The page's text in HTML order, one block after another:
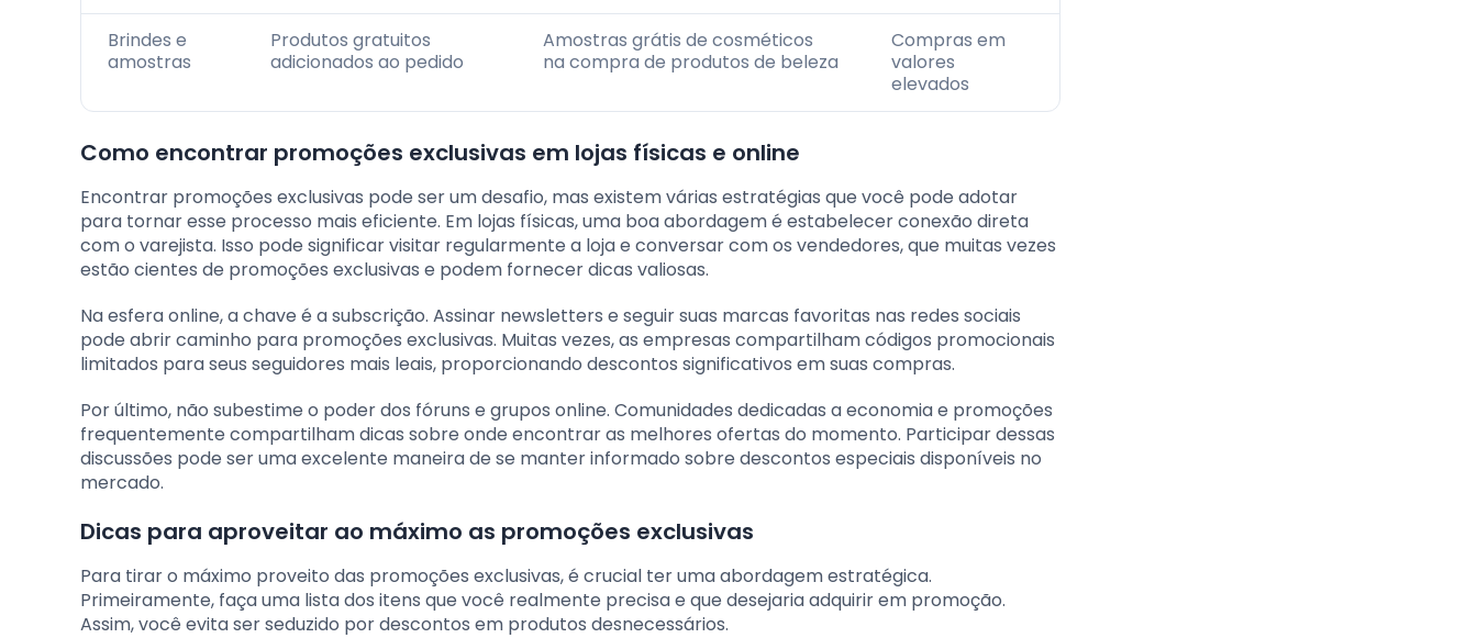
Brindes e
amostras
Produtos gratuitos
adicionados ao pedido
Amostras grátis de cosméticos
na compra de produtos de beleza
Compras em
valores
elevados
Como encontrar promoções exclusivas em lojas físicas e online
Encontrar promoções exclusivas pode ser um desafio, mas existem várias estratégias que você pode adotar
para tornar esse processo mais eficiente. Em lojas físicas, uma boa abordagem é estabelecer conexão direta
com o varejista. Isso pode significar visitar regularmente a loja e conversar com os vendedores, que muitas vezes
estão cientes de promoções exclusivas e podem fornecer dicas valiosas.
Na esfera online, a chave é a subscrição. Assinar newsletters e seguir suas marcas favoritas nas redes sociais
pode abrir caminho para promoções exclusivas. Muitas vezes, as empresas compartilham códigos promocionais
limitados para seus seguidores mais leais, proporcionando descontos significativos em suas compras.
Por último, não subestime o poder dos fóruns e grupos online. Comunidades dedicadas a economia e promoções
frequentemente compartilham dicas sobre onde encontrar as melhores ofertas do momento. Participar dessas
discussões pode ser uma excelente maneira de se manter informado sobre descontos especiais disponíveis no
mercado.
Dicas para aproveitar ao máximo as promoções exclusivas
Para tirar o máximo proveito das promoções exclusivas, é crucial ter uma abordagem estratégica.
Primeiramente, faça uma lista dos itens que você realmente precisa e que desejaria adquirir em promoção.
Assim, você evita ser seduzido por descontos em produtos desnecessários.